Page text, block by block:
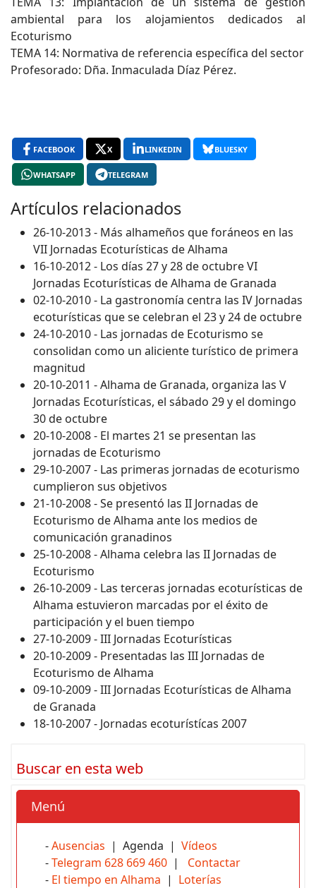
ambiental para los alojamientos dedicados al
Ecoturismo
TEMA 14: Normativa de referencia específica del sector
Profesorado: Dña. Inmaculada Díaz Pérez.
FACEBOOK X LINKEDIN BLUESKY
WHATSAPP TELEGRAM
Artículos relacionados
26-10-2013 - Más alhameños que foráneos en las
VII Jornadas Ecoturísticas de Alhama
16-10-2012 - Los días 27 y 28 de octubre VI
Jornadas Ecoturísticas de Alhama de Granada
02-10-2010 - La gastronomía centra las IV Jornadas
ecoturísticas que se celebran el 23 y 24 de octubre
24-10-2010 - Las jornadas de Ecoturismo se
consolidan como un aliciente turístico de primera
magnitud
20-10-2011 - Alhama de Granada, organiza las V
Jornadas Ecoturísticas, el sábado 29 y el domingo
30 de octubre
20-10-2008 - El martes 21 se presentan las
jornadas de Ecoturismo
29-10-2007 - Las primeras jornadas de ecoturismo
cumplieron sus objetivos
21-10-2008 - Se presentó las II Jornadas de
Ecoturismo de Alhama ante los medios de
comunicación granadinos
25-10-2008 - Alhama celebra las II Jornadas de
Ecoturismo
26-10-2009 - Las terceras jornadas ecoturísticas de
Alhama estuvieron marcadas por el éxito de
participación y el buen tiempo
27-10-2009 - III Jornadas Ecoturísticas
20-10-2009 - Presentadas las III Jornadas de
Ecoturismo de Alhama
09-10-2009 - III Jornadas Ecoturísticas de Alhama
de Granada
18-10-2007 - Jornadas ecoturístícas 2007
Buscar en esta web
Menú
-Ausencias | Agenda | Vídeos
-Telegram 628 669 460 | Contactar
- El tiempo en Alhama | Loterías